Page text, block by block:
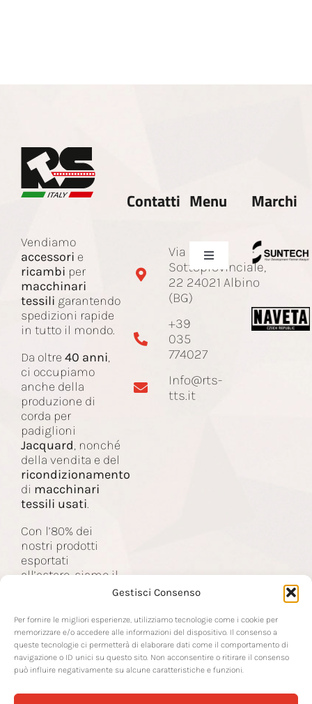
Gestisci Consenso
Per fornire le migliori esperienze, utilizziamo tecnologie come i cookie per
memorizzare e/o accedere alle informazioni del dispositivo. Il consenso a
queste tecnologie ci permetterà di elaborare dati come il comportamento di
navigazione o ID unici su questo sito. Non acconsentire o ritirare il consenso
può influire negativamente su alcune caratteristiche e funzioni.
Vendiamo
accessori e
ricambi per
macchinari
tessili garantendo
spedizioni rapide
in tutto il mondo.
Da oltre 40 anni,
ci occupiamo
anche della
produzione di
corda per
padiglioni
Jacquard, nonché
della vendita e del
ricondizionamento
di macchinari
tessili usati.
Con l’80% dei
nostri prodotti
esportati
all’estero, siamo il
settore tessile a
livello mondiale.
Contatti
Via
Sottoprovinciale,
22 24021 Albino
(BG)
+39
035
774027
Info@rts-
tts.it
Menu
Toggle
Navigation
Azienda
Ricambi e accessori
Corda Jacquard
Macchinari
Contatti
Marchi